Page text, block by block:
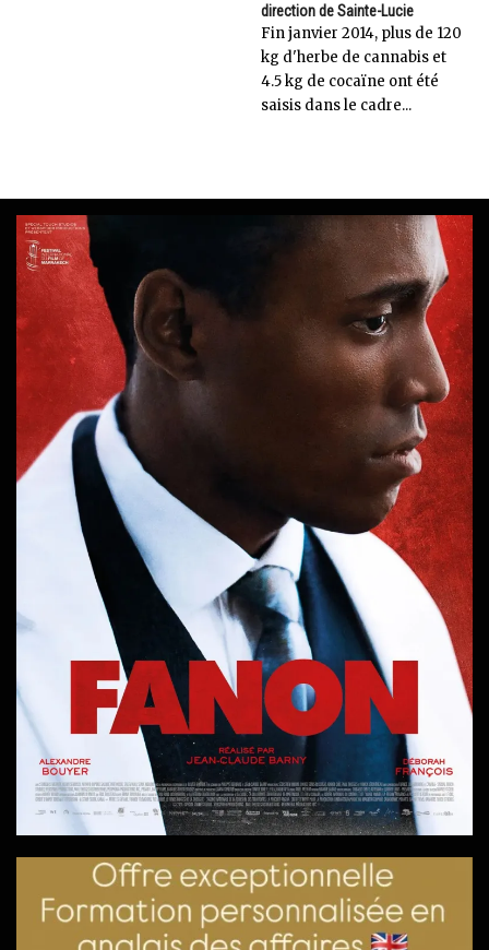
direction de Sainte-Lucie
Fin janvier 2014, plus de 120
kg d'herbe de cannabis et
4.5 kg de cocaïne ont été
saisis dans le cadre...